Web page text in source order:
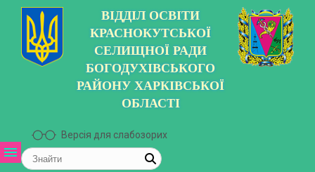
ВІДДІЛ ОСВІТИ
КРАСНОКУТСЬКОЇ
СЕЛИЩНОЇ РАДИ
БОГОДУХІВСЬКОГО
РАЙОНУ ХАРКІВСЬКОЇ
ОБЛАСТІ
Версія для слабозорих